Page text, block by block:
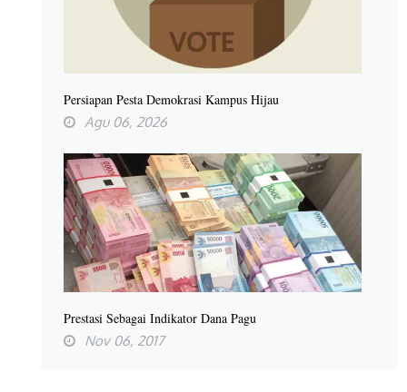
Persiapan Pesta Demokrasi Kampus Hijau
Agu 06, 2026
Prestasi Sebagai Indikator Dana Pagu
Nov 06, 2017